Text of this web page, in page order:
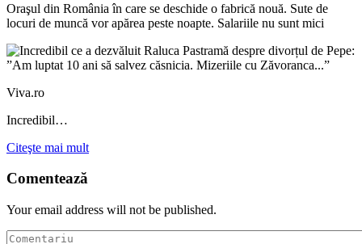
Oraşul din România în care se deschide o fabrică nouă. Sute de
locuri de muncă vor apărea peste noapte. Salariile nu sunt mici
Viva.ro
Incredibil…
Citeşte mai mult
Comentează
Your email address will not be published.